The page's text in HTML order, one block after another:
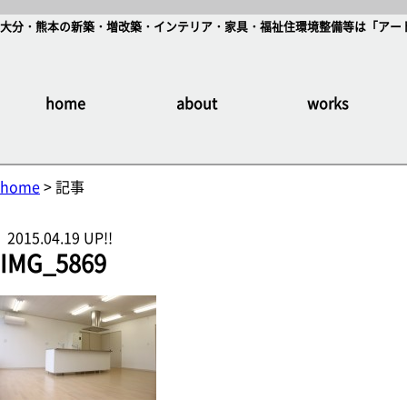
大分・熊本の新築・増改築・インテリア・家具・福祉住環境整備等は「ア
home about works
home > 記事
2015.04.19 UP!!
IMG_5869